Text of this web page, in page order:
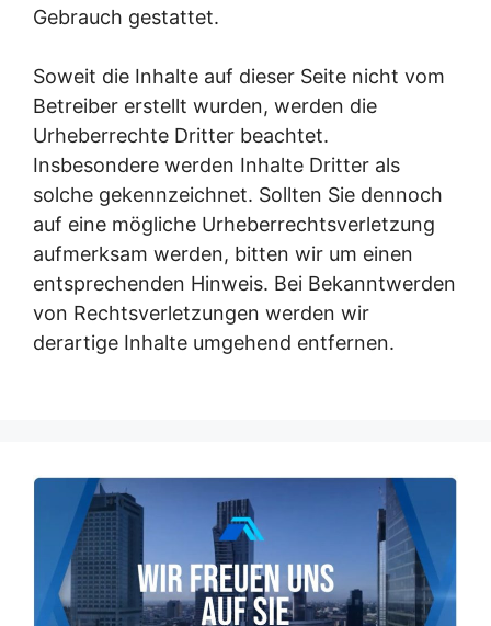
Gebrauch gestattet.
Soweit die Inhalte auf dieser Seite nicht vom
Betreiber erstellt wurden, werden die
Urheberrechte Dritter beachtet.
Insbesondere werden Inhalte Dritter als
solche gekennzeichnet. Sollten Sie dennoch
auf eine mögliche Urheberrechtsverletzung
aufmerksam werden, bitten wir um einen
entsprechenden Hinweis. Bei Bekanntwerden
von Rechtsverletzungen werden wir
derartige Inhalte umgehend entfernen.